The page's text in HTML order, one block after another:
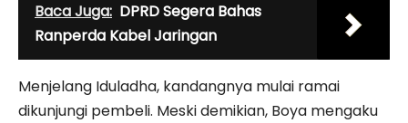
Baca Juga: DPRD Segera Bahas
Ranperda Kabel Jaringan
Menjelang Iduladha, kandangnya mulai ramai
dikunjungi pembeli. Meski demikian, Boya mengaku